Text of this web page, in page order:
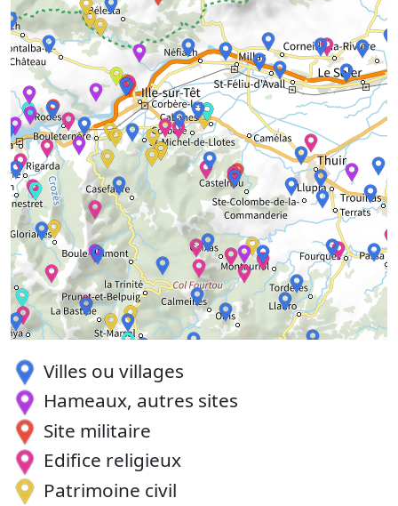
Villes ou villages
Hameaux, autres sites
Site militaire
Edifice religieux
Patrimoine civil